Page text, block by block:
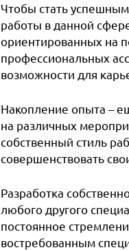
Чтобы стать
работы в данной
ориентированных на
профессиональных
возможности для
Накопление опыта –
на различных
собственный стиль
совершенствовать
Разработка
любого другого
постоянное
востребованным